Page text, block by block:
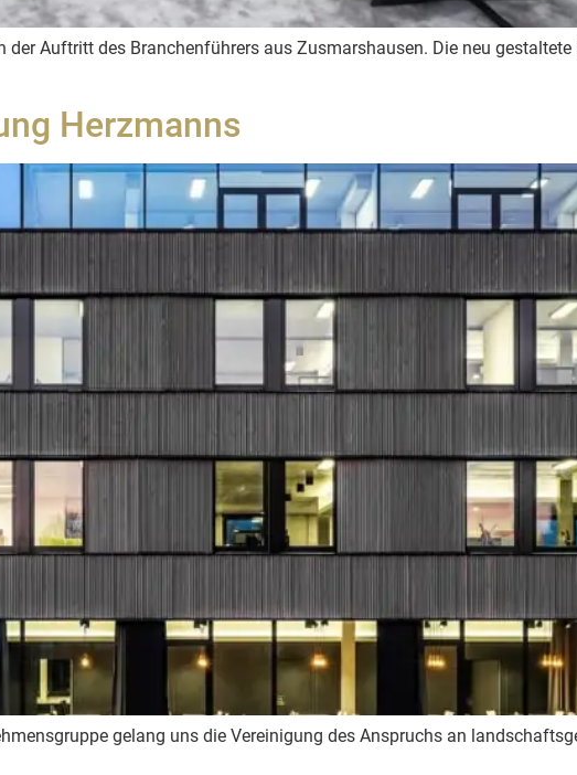
Auftritt des Branchenführers aus Zusmarshausen. Die neu
Herzmanns
gelang uns die Vereinigung des Anspruchs an